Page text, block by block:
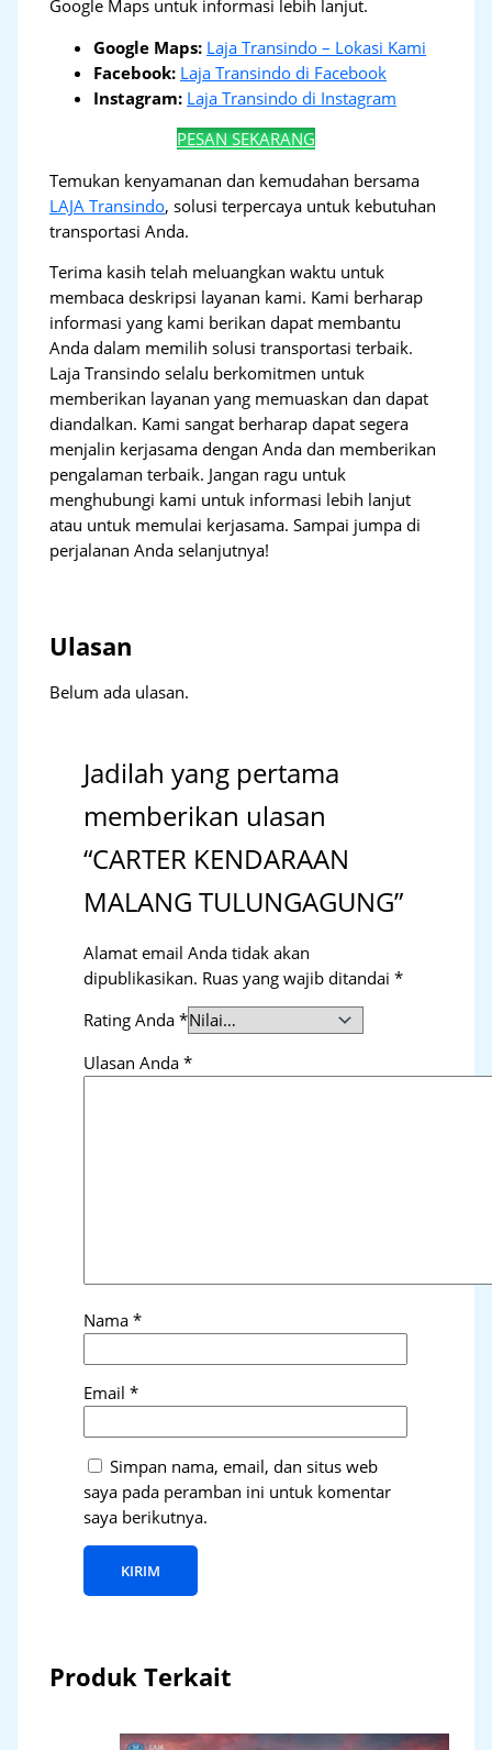
Google Maps untuk informasi lebih lanjut.
Google Maps: Laja Transindo – Lokasi Kami
Facebook: Laja Transindo di Facebook
Instagram: Laja Transindo di Instagram
PESAN SEKARANG
Temukan kenyamanan dan kemudahan bersama
LAJA Transindo, solusi terpercaya untuk kebutuhan
transportasi Anda.
Terima kasih telah meluangkan waktu untuk
membaca deskripsi layanan kami. Kami berharap
informasi yang kami berikan dapat membantu
Anda dalam memilih solusi transportasi terbaik.
Laja Transindo selalu berkomitmen untuk
memberikan layanan yang memuaskan dan dapat
diandalkan. Kami sangat berharap dapat segera
menjalin kerjasama dengan Anda dan memberikan
pengalaman terbaik. Jangan ragu untuk
menghubungi kami untuk informasi lebih lanjut
atau untuk memulai kerjasama. Sampai jumpa di
perjalanan Anda selanjutnya!
Ulasan
Belum ada ulasan.
Jadilah yang pertama
memberikan ulasan
“CARTER KENDARAAN
MALANG TULUNGAGUNG”
Alamat email Anda tidak akan
dipublikasikan. Ruas yang wajib ditandai*
Rating Anda*
Ulasan Anda*
Nama*
Email*
Simpan nama, email, dan situs web
saya pada peramban ini untuk komentar
saya berikutnya.
Produk Terkait